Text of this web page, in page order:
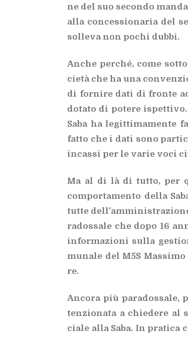
ne del suo se­con­do
alla con­ces­sio­na­ria del
sol­le­va non po­chi dub­bi.
An­che per­ché, come
cie­tà che ha una
di for­ni­re dati di fron­te
do­ta­to di po­te­re
Saba ha le­git­ti­ma­men­te
fat­to che i dati sono
in­cas­si per le va­rie voci
Ma al di là di tut­to, per
com­por­ta­men­to del­la
tut­te
ra­dos­sa­le che dopo 16
in­for­ma­zio­ni sul­la
mu­na­le del M5S
re.
An­co­ra più pa­ra­dos­sa­le,
ten­zio­na­ta a chie­de­re al
cia­le alla Saba. In pra­ti­ca